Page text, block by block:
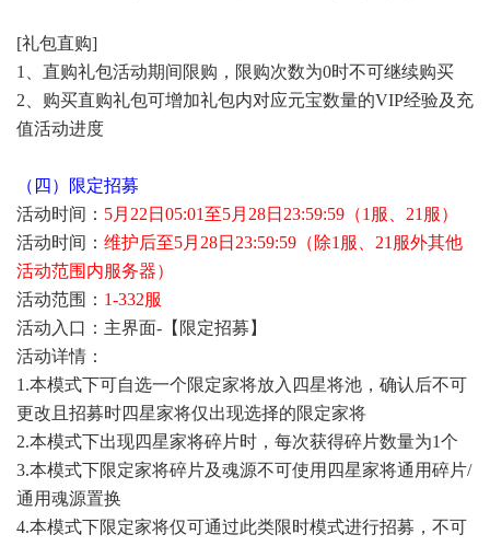
[礼包直购]
1、直购礼包活动期间限购，限购次数为0时不可继续购买
2、购买直购礼包可增加礼包内对应元宝数量的VIP经验及充
值活动进度
（四）限定招募
活动时间： 5月22日05:01至5月28日23:59:59（1服、21服）
活动时间： 维护后至5月28日23:59:59（除1服、21服外其他
活动范围内服务器）
活动范围： 1-332服
活动入口：主界面-【限定招募】
活动详情：
1.本模式下可自选一个限定家将放入四星将池，确认后不可
更改且招募时四星家将仅出现选择的限定家将
2.本模式下出现四星家将碎片时，每次获得碎片数量为1个
3.本模式下限定家将碎片及魂源不可使用四星家将通用碎片/
通用魂源置换
4.本模式下限定家将仅可通过此类限时模式进行招募，不可